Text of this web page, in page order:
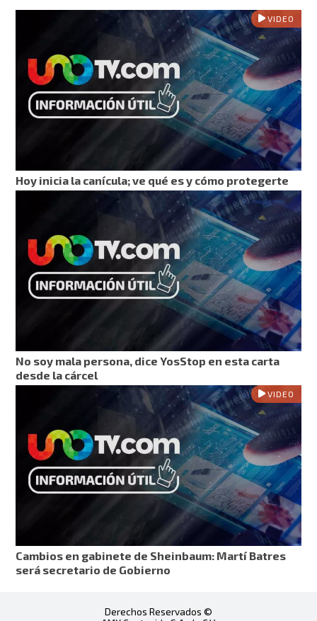
VIDEO
Hoy inicia la canícula; ve qué es y cómo protegerte
No soy mala persona, dice YosStop en esta carta
desde la cárcel
VIDEO
Cambios en gabinete de Sheinbaum: Martí Batres
será secretario de Gobierno
Derechos Reservados ©